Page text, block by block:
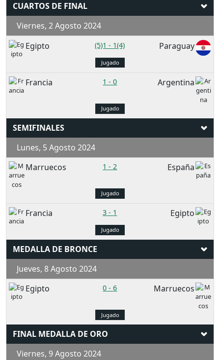
CUARTOS DE FINAL
Viernes, 2 Agosto 2024
Egipto
(5)1 - 1(4) Paraguay
Jugado
Francia 1 -0 Argentina
Jugado
SEMIFINALES
Lunes, 5 Agosto 2024
Marruecos
1 -2 España
Jugado
Francia 3 - 1 Egipto
Jugado
MEDALLA DE BRONCE
Jueves, 8 Agosto 2024
Egipto
0 -6 Marruecos
Jugado
FINAL MEDALLA DE ORO
Viernes, 9 Agosto 2024